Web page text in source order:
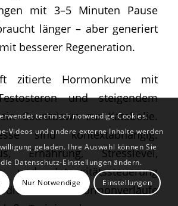
mit 3–5 Minuten Pause
länger – aber generiert
besserer Regeneration.
zitierte Hormonkurve mit
und steigendem
Countdown zur Katabolie.
sind kontextabhängig:
Ernährung, Stresslevel,
und Intensitätssteuerung
die akuten Hormonverläufe
technisch notwendige Cookies.
Videos und andere externe Inhalte werden
geladen. Ihre Auswahl können Sie
Datenschutz-Einstellungen ändern.
Nur Notwendige Einstellungen